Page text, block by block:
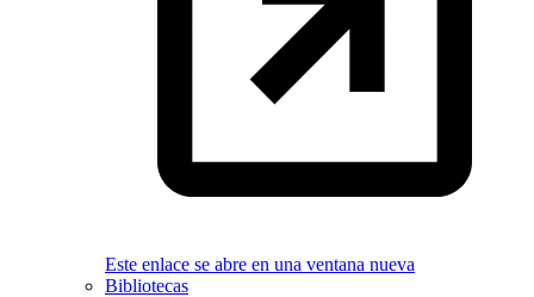
Este enlace se abre en una ventana nueva
Bibliotecas